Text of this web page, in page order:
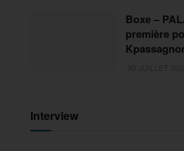
Boxe –
première
Interview